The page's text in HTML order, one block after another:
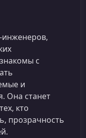
с
и
Она станет
кто
прозрачность